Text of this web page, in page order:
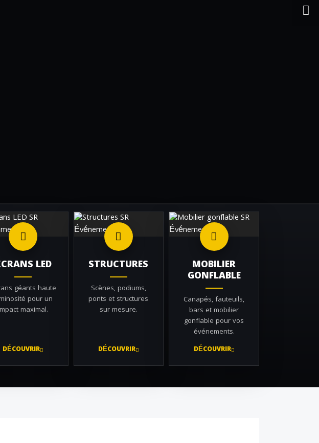
LED
géants haute
pour un
maximal.
DÉCOUVRIR
STRUCTURES
Scènes, podiums,
ponts et structures
sur mesure.
DÉCOUVRIR
MOBILIER
GONFLABLE
Canapés, fauteuils,
bars et mobilier
gonflable pour vos
événements.
DÉCOUVRIR